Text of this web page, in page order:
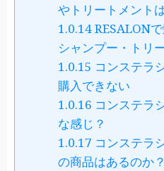
やトリートメント
1.0.14RESALON
シャンプー・トリ
1.0.15 コンステラ
購入できない
1.0.16 コンステラ
な感じ？
1.0.17 コンステラ
の商品はあるのか？